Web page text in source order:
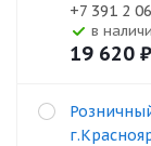
+7 391 2
В
19 620 ₽